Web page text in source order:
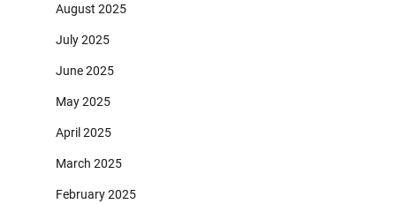
August 2025
July 2025
June 2025
May 2025
April 2025
March 2025
February 2025